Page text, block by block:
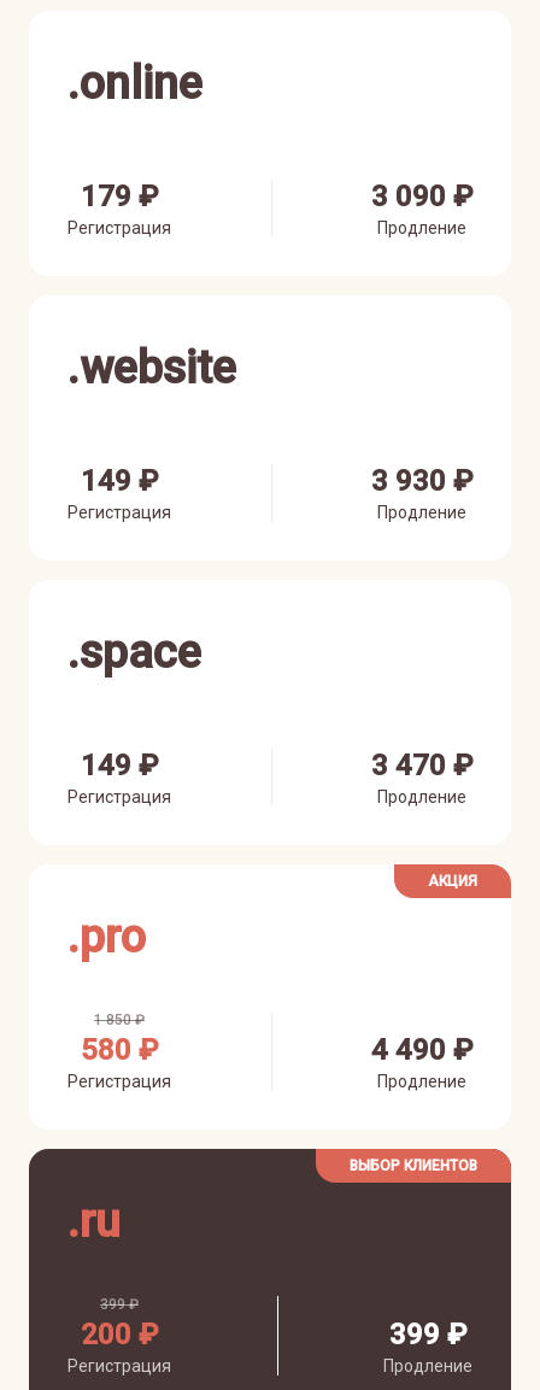
.online
179 ₽
Регистрация
3 090 ₽
Продление
.website
149 ₽
Регистрация
3 930 ₽
Продление
.space
149 ₽
Регистрация
3 470 ₽
Продление
АКЦИЯ
.pro
1 850 ₽
580 ₽
Регистрация
4 490 ₽
Продление
ВЫБОР КЛИЕНТОВ
.ru
399 ₽
200 ₽
Регистрация
399 ₽
Продление